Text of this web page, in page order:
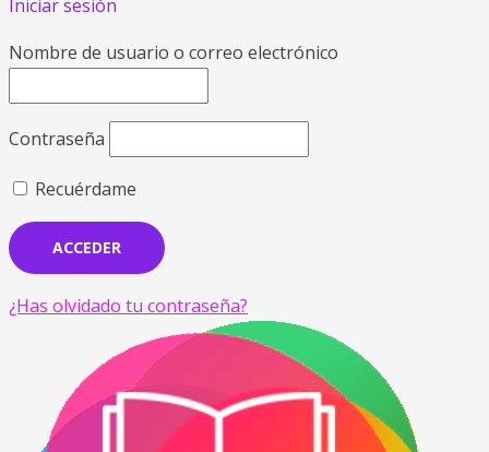
Iniciar sesión
Nombre de usuario o correo electrónico
Contraseña
Recuérdame
¿Has olvidado tu contraseña?